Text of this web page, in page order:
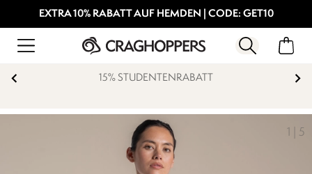
EXTRA 10% RABATT AUF HEMDEN | CODE: GET10
15% STUDENTENRABATT
1 5